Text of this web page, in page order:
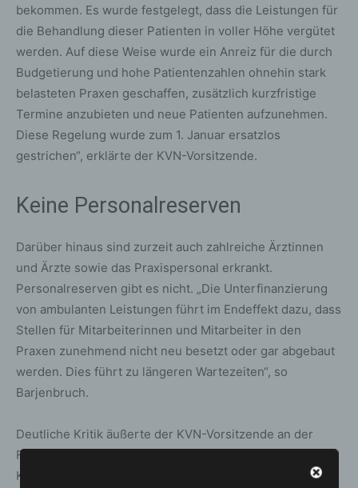
bekommen. Es wurde festgelegt, dass die Leistungen für
die Behandlung dieser Patienten in voller Höhe vergütet
werden. Auf diese Weise wurde ein Anreiz für die durch
Budgetierung und hohe Patientenzahlen ohnehin stark
belasteten Praxen geschaffen, zusätzlich kurzfristige
Termine anzubieten und neue Patienten aufzunehmen.
Diese Regelung wurde zum 1. Januar ersatzlos
gestrichen“, erklärte der KVN-Vorsitzende.
Keine Personalreserven
Darüber hinaus sind zurzeit auch zahlreiche Ärztinnen
und Ärzte sowie das Praxispersonal erkrankt.
Personalreserven gibt es nicht. „Die Unterfinanzierung
von ambulanten Leistungen führt im Endeffekt dazu, dass
Stellen für Mitarbeiterinnen und Mitarbeiter in den
Praxen zunehmend nicht neu besetzt oder gar abgebaut
werden. Dies führt zu längeren Wartezeiten“, so
Barjenbruch.
Deutliche Kritik äußerte der KVN-Vorsitzende an der
Fokussierung der Politiker auf die Reformen im
Krankenhausbereich. „Auch der ambulante Bereich